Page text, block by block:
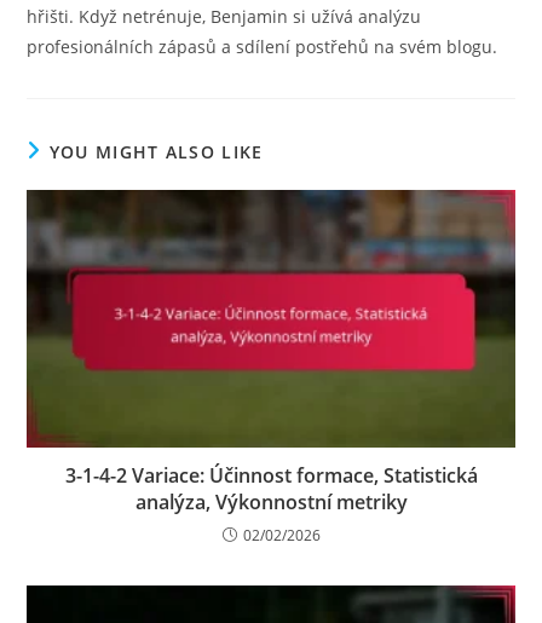
hřišti. Když netrénuje, Benjamin si užívá analýzu
profesionálních zápasů a sdílení postřehů na svém blogu.
YOU MIGHT ALSO LIKE
3-1-4-2 Variace: Účinnost formace, Statistická
analýza, Výkonnostní metriky
02/02/2026